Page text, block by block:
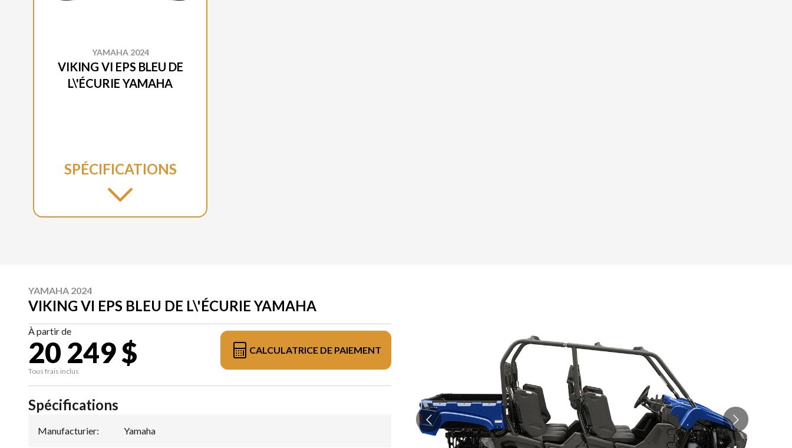
YAMAHA 2024
VIKING VI EPS BLEU DE
L\'ÉCURIE YAMAHA
SPÉCIFICATIONS
YAMAHA 2024
VIKING VI EPS BLEU DE L\'ÉCURIE YAMAHA
À partir de
20 249 $
Tous frais inclus
CALCULATRICE DE PAIEMENT
Spécifications
Manufacturier: Yamaha